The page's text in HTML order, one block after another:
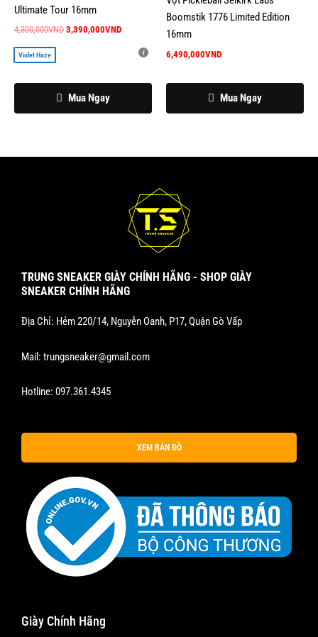
Ultimate Tour 16mm
4,300,000VND 3,390,000VND
Mua Ngay
tùy
chọn
có
thể
được
trên
Violet Haze
Boomstik 1776 Limited Edition
16mm
6,490,000VND
Mua Ngay
TRUNG SNEAKER GIÀY CHÍNH HÃNG - SHOP GIÀY
SNEAKER CHÍNH HÃNG
Địa Chỉ: Hẻm 220/14, Nguyễn Oanh, P17, Quận Gò Vấp
Mail: trungsneaker@gmail.com
Hotline: 097.361.4345
XEM BẢN ĐỒ
Giày Chính Hãng